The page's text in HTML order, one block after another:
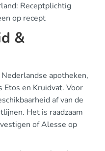
Receptplichtig
op recept
&
apotheken,
en Kruidvat. Voor
af van de
Het is raadzaam
of Alesse op